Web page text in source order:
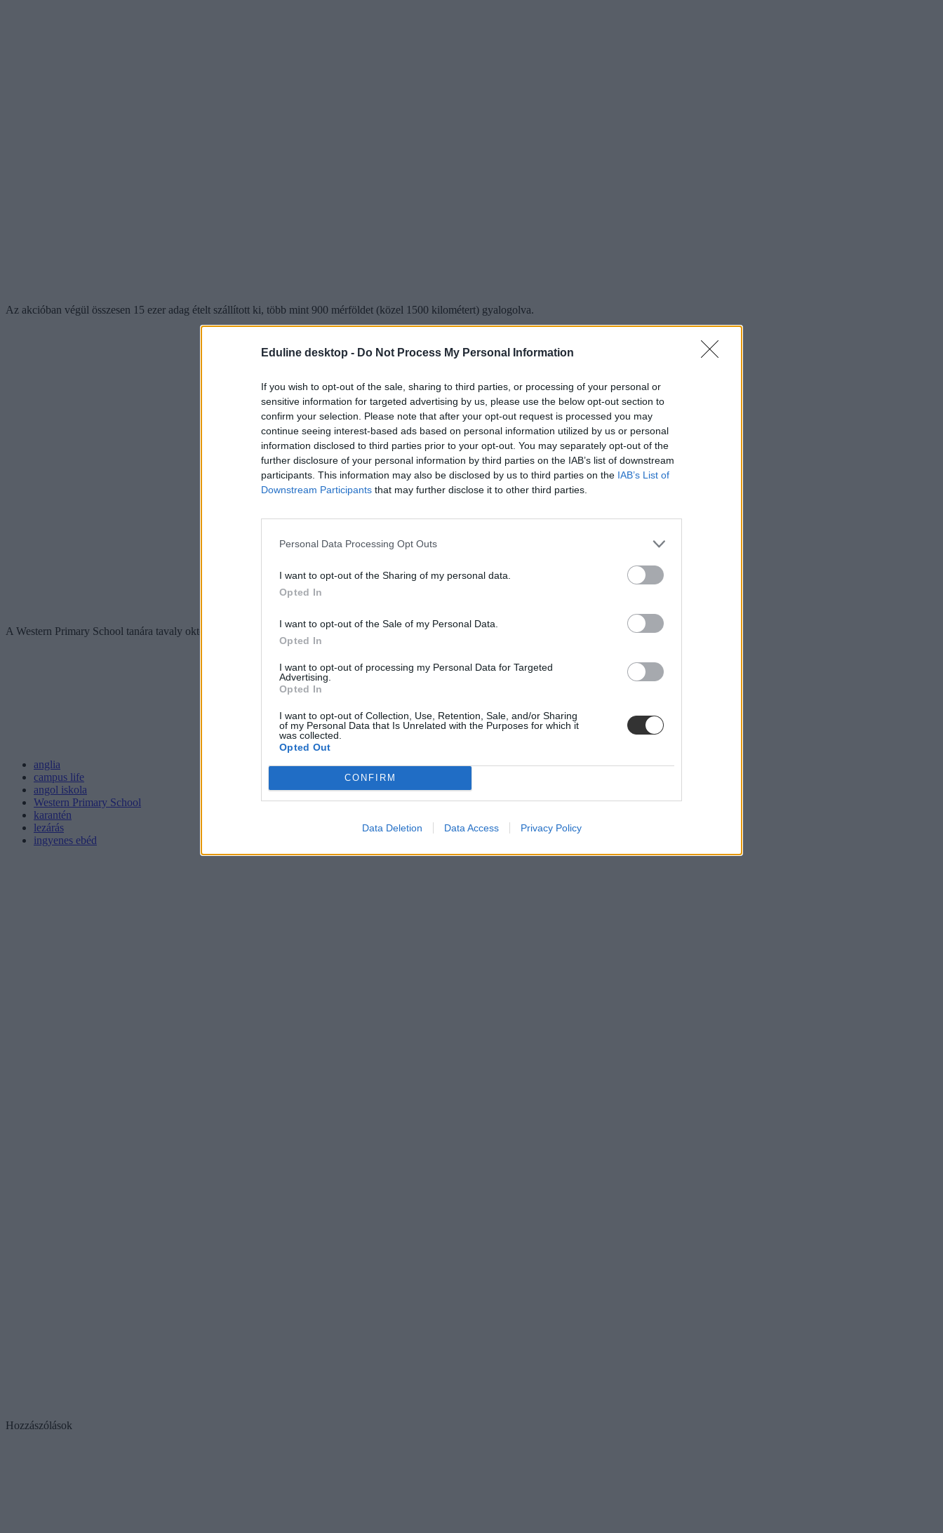
Eduline desktop - Do Not Process My Personal Information
If you wish to opt-out of the sale, sharing to third parties, or processing of your personal or
sensitive information for targeted advertising by us, please use the below opt-out section to
confirm your selection. Please note that after your opt-out request is processed you may
continue seeing interest-based ads based on personal information utilized by us or personal
information disclosed to third parties prior to your opt-out. You may separately opt-out of the
further disclosure of your personal information by third parties on the IAB’s list of downstream
participants. This information may also be disclosed by us to third parties on the IAB’s List of
Downstream Participants that may further disclose it to other third parties.
Personal Data Processing Opt Outs
I want to opt-out of the Sharing of my personal data.
Opted In
I want to opt-out of the Sale of my Personal Data.
Opted In
I want to opt-out of processing my Personal Data for Targeted
Advertising.
Opted In
I want to opt-out of Collection, Use, Retention, Sale, and/or Sharing
of my Personal Data that Is Unrelated with the Purposes for which it
was collected.
Opted Out
CONFIRM
Data Deletion Data Access Privacy Policy
Az akcióban végül összesen 15 ezer adag ételt szállított ki, több mint 900 mérföldet (közel 1500 kilométert) gyalogolva.
A Western Primary School tanára tavaly októberben kapta meg a kitüntetést, amit nem is akárhol, hanem egy ünnepségen vehetett át a Windsori kastélyban.
anglia
campus life
angol iskola
Western Primary School
karantén
lezárás
ingyenes ebéd
Hozzászólások